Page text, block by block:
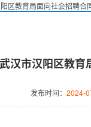
区教育局面向社会招聘合
汉市汉阳区教
发布时间： 2024-